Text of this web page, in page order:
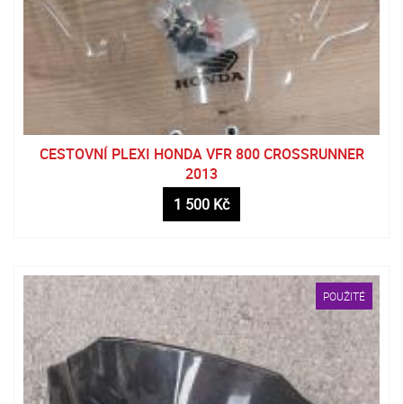
CESTOVNÍ PLEXI HONDA VFR 800 CROSSRUNNER
2013
1 500 Kč
POUŽITÉ